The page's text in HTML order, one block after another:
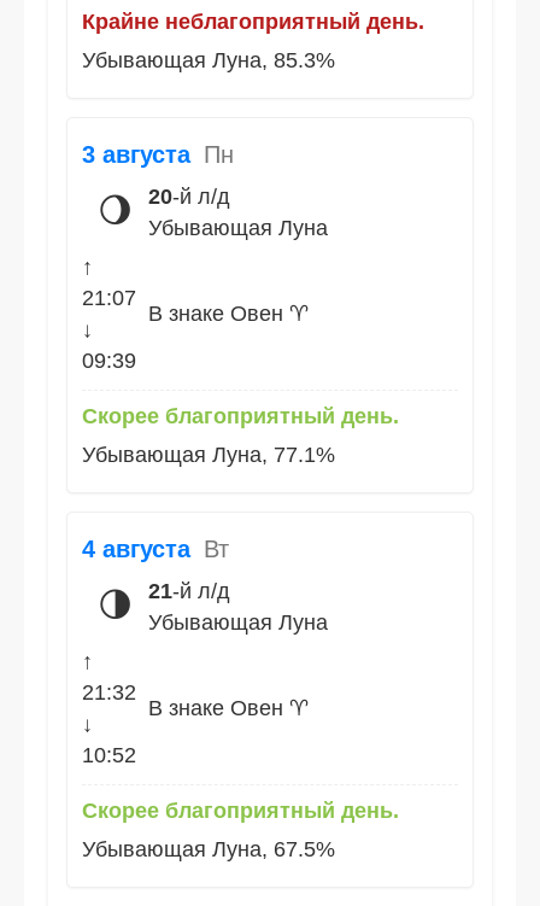
Крайне неблагоприятный день.
Убывающая Луна, 85.3%
3 августа Пн
🌖 20-й л/д
Убывающая Луна
↑
21:07
↓
09:39
В знаке Овен ♈
Скорее благоприятный день.
Убывающая Луна, 77.1%
4 августа Вт
🌗 21-й л/д
Убывающая Луна
↑
21:32
↓
10:52
В знаке Овен ♈
Скорее благоприятный день.
Убывающая Луна, 67.5%